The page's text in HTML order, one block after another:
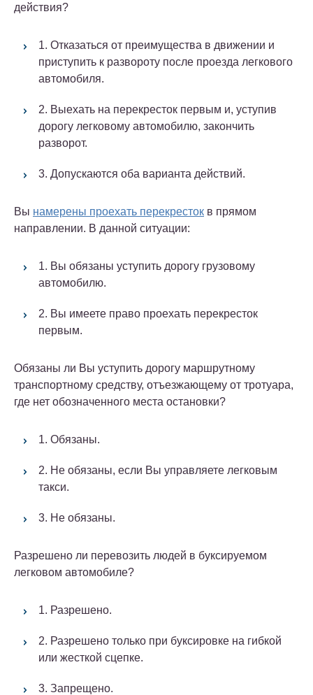
действия?
1. Отказаться от преимущества в движении и
приступить к развороту после проезда легкового
автомобиля.
2. Выехать на перекресток первым и, уступив
дорогу легковому автомобилю, закончить
разворот.
3. Допускаются оба варианта действий.
Вы намерены проехать перекресток в прямом
направлении. В данной ситуации:
1. Вы обязаны уступить дорогу грузовому
автомобилю.
2. Вы имеете право проехать перекресток
первым.
Обязаны ли Вы уступить дорогу маршрутному
транспортному средству, отъезжающему от тротуара,
где нет обозначенного места остановки?
1. Обязаны.
2. Не обязаны, если Вы управляете легковым
такси.
3. Не обязаны.
Разрешено ли перевозить людей в буксируемом
легковом автомобиле?
1. Разрешено.
2. Разрешено только при буксировке на гибкой
или жесткой сцепке.
3. Запрещено.